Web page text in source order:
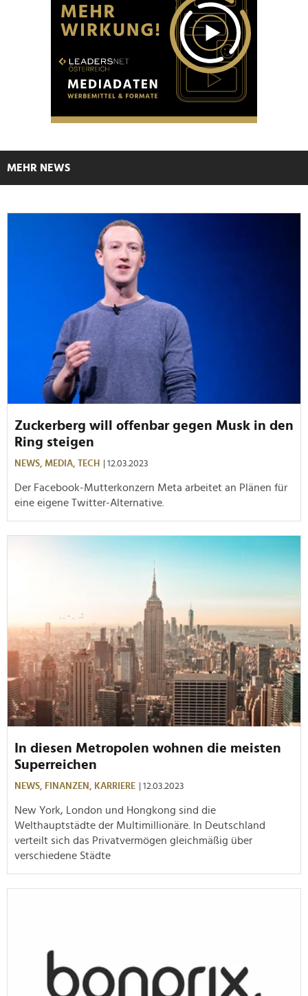
MEHR NEWS
Zuckerberg will offenbar gegen Musk in den
Ring steigen
NEWS, MEDIA, TECH | 12.03.2023
Der Facebook-Mutterkonzern Meta arbeitet an Plänen für
eine eigene Twitter-Alternative.
In diesen Metropolen wohnen die meisten
Superreichen
NEWS, FINANZEN, KARRIERE | 12.03.2023
New York, London und Hongkong sind die
Welthauptstädte der Multimillionäre. In Deutschland
verteilt sich das Privatvermögen gleichmäßig über
verschiedene Städte